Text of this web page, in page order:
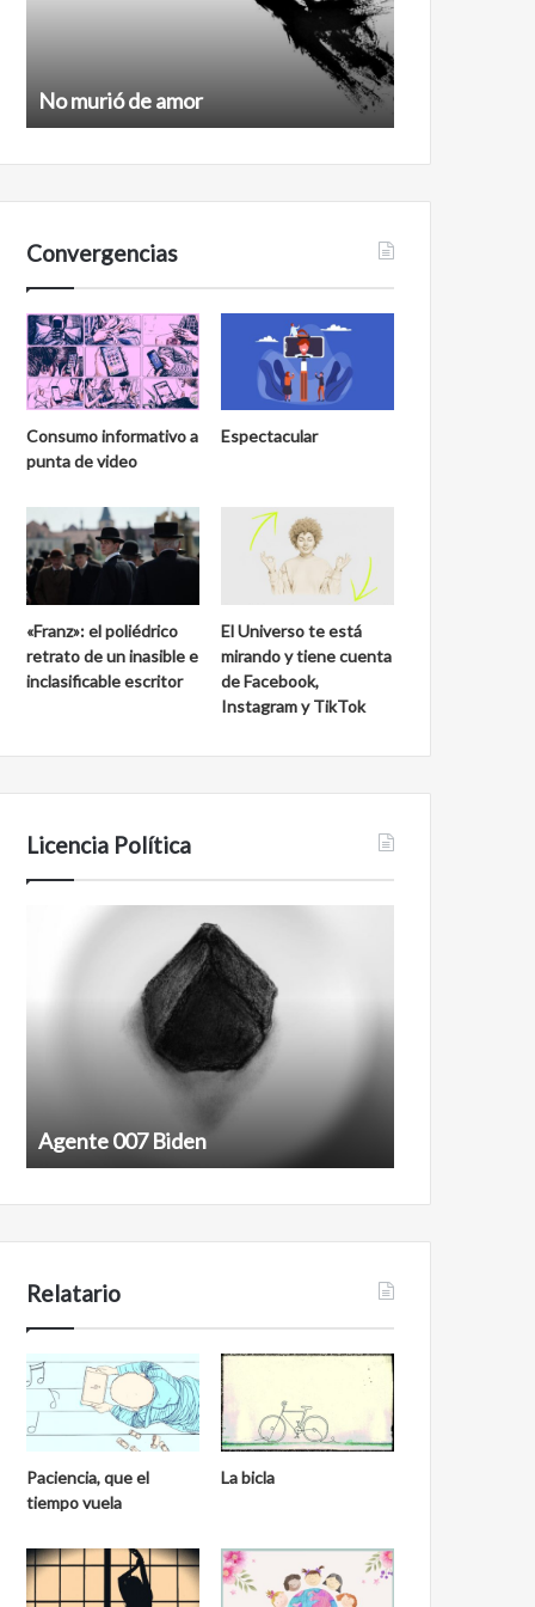
No murió de amor
Convergencias
Consumo informativo a
punta de video
Espectacular
«Franz»: el poliédrico
retrato de un inasible e
inclasificable escritor
El Universo te está
mirando y tiene cuenta
de Facebook,
Instagram y TikTok
Licencia Política
Agente 007 Biden
Relatario
Paciencia, que el
tiempo vuela
La bicla